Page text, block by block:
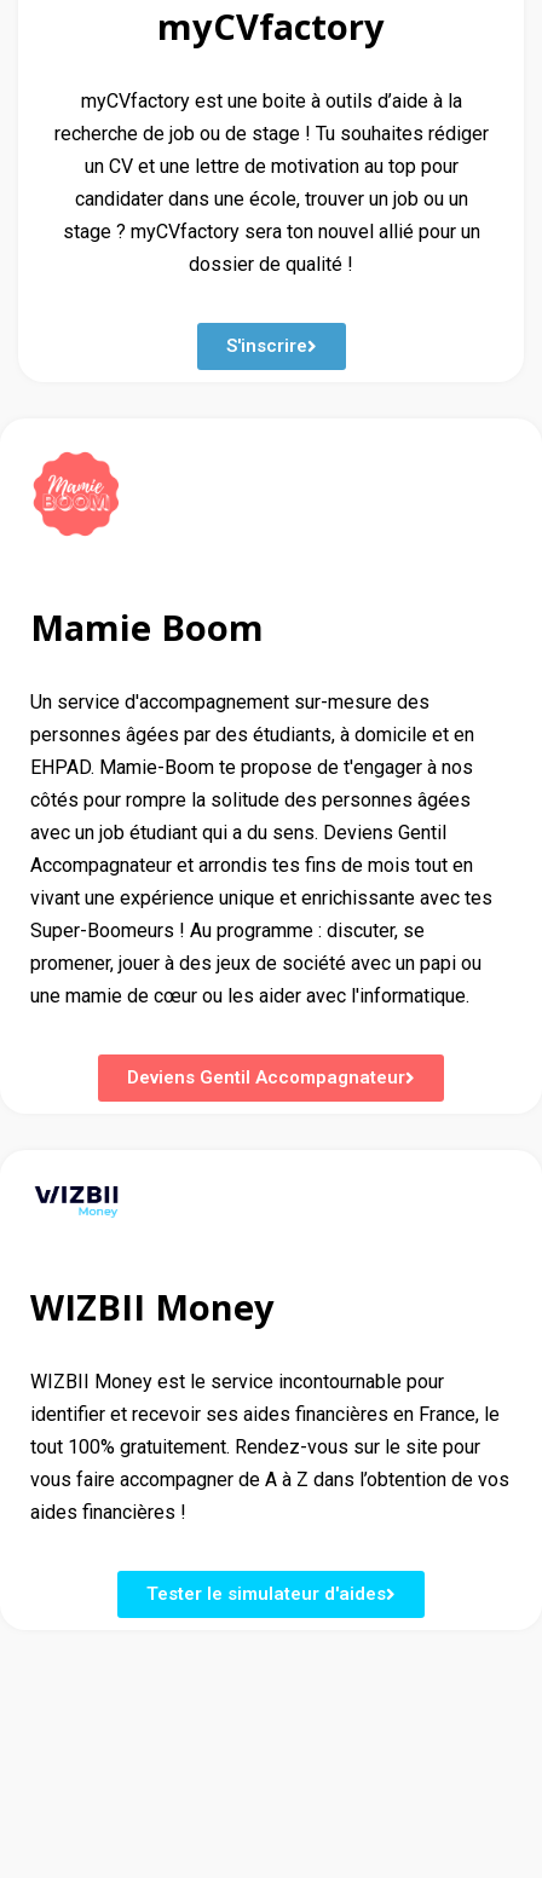
myCVfactory
myCVfactory est une boite à outils d’aide à la
recherche de job ou de stage ! Tu souhaites rédiger
un CV et une lettre de motivation au top pour
candidater dans une école, trouver un job ou un
stage ? myCVfactory sera ton nouvel allié pour un
dossier de qualité !
S'inscrire
Mamie Boom
Un service d'accompagnement sur-mesure des
personnes âgées par des étudiants, à domicile et en
EHPAD. Mamie-Boom te propose de t'engager à nos
côtés pour rompre la solitude des personnes âgées
avec un job étudiant qui a du sens. Deviens Gentil
Accompagnateur et arrondis tes fins de mois tout en
vivant une expérience unique et enrichissante avec tes
Super-Boomeurs ! Au programme : discuter, se
promener, jouer à des jeux de société avec un papi ou
une mamie de cœur ou les aider avec l'informatique.
Deviens Gentil Accompagnateur
WIZBII Money
WIZBII Money est le service incontournable pour
identifier et recevoir ses aides financières en France, le
tout 100% gratuitement. Rendez-vous sur le site pour
vous faire accompagner de A à Z dans l’obtention de vos
aides financières !
Tester le simulateur d'aides